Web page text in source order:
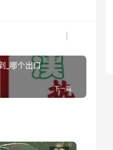
_哪个出口
下一篇